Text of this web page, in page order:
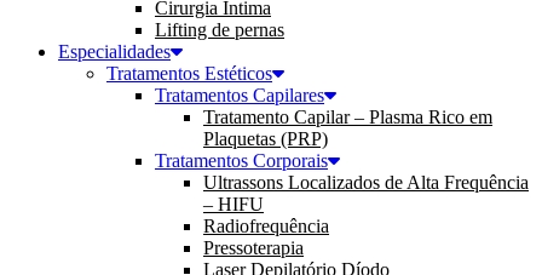
Cirurgia Íntima
Lifting de pernas
Especialidades
Tratamentos Estéticos
Tratamentos Capilares
Tratamento Capilar – Plasma Rico em
Plaquetas (PRP)
Tratamentos Corporais
Ultrassons Localizados de Alta Frequência
– HIFU
Radiofrequência
Pressoterapia
Laser Depilatório Díodo